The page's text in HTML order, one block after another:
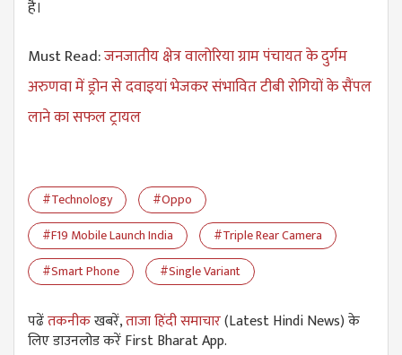
है।
Must Read:जनजातीय क्षेत्र वालोरिया ग्राम पंचायत के दुर्गम
अरुणवा में ड्रोन से दवाइयां भेजकर संभावित टीबी रोगियों के सैंपल
लाने का सफल ट्रायल
#Technology
#Oppo
#F19 Mobile Launch India
#Triple Rear Camera
#Smart Phone
#Single Variant
पढेंतकनीकखबरें,ताजा हिंदी समाचार(Latest Hindi News) के
लिए डाउनलोड करें First Bharat App.